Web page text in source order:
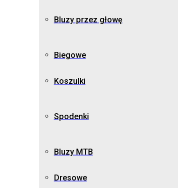
Bluzy przez głowę
Biegowe
Koszulki
Spodenki
Bluzy MTB
Dresowe